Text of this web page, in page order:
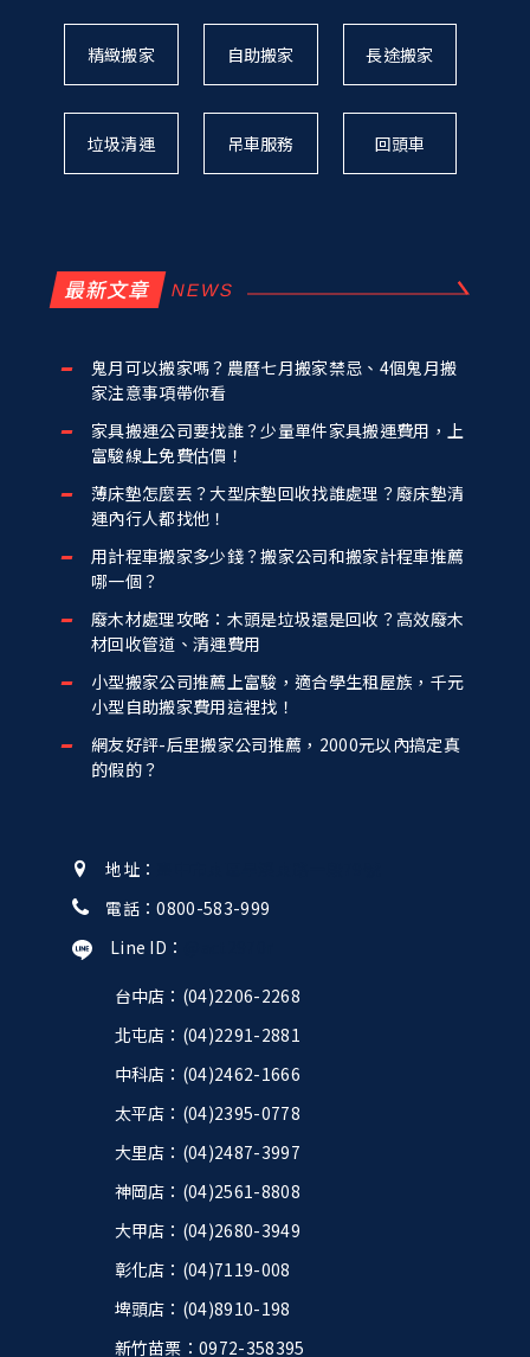
精緻搬家 自助搬家 長途搬家
垃圾清運 吊車服務 回頭車
最新文章
鬼月可以搬家嗎？農曆七月搬家禁忌、4個鬼月搬
家注意事項帶你看
家具搬運公司要找誰？少量單件家具搬運費用，上
富駿線上免費估價！
薄床墊怎麼丟？大型床墊回收找誰處理？廢床墊清
運內行人都找他！
用計程車搬家多少錢？搬家公司和搬家計程車推薦
哪一個？
廢木材處理攻略：木頭是垃圾還是回收？高效廢木
材回收管道、清運費用
小型搬家公司推薦上富駿，適合學生租屋族，千元
小型自助搬家費用這裡找！
網友好評-后里搬家公司推薦，2000元以內搞定真
的假的？
地址：
電話：0800-583-999
Line ID：
台中店：(04)2206-2268
北屯店：(04)2291-2881
中科店：(04)2462-1666
太平店：(04)2395-0778
大里店：(04)2487-3997
神岡店：(04)2561-8808
大甲店：(04)2680-3949
彰化店：(04)7119-008
埤頭店：(04)8910-198
新竹苗栗：0972-358395